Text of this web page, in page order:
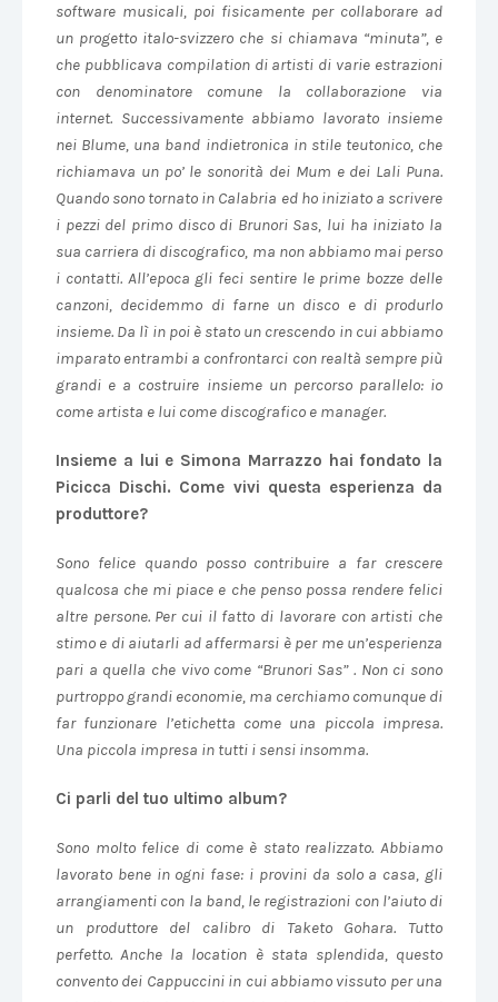
software musicali, poi fisicamente per collaborare ad
un progetto italo-svizzero che si chiamava “minuta”, e
che pubblicava compilation di artisti di varie estrazioni
con denominatore comune la collaborazione via
internet. Successivamente abbiamo lavorato insieme
nei Blume, una band indietronica in stile teutonico, che
richiamava un po’ le sonorità dei Mum e dei Lali Puna.
Quando sono tornato in Calabria ed ho iniziato a scrivere
i pezzi del primo disco di Brunori Sas, lui ha iniziato la
sua carriera di discografico, ma non abbiamo mai perso
i contatti. All’epoca gli feci sentire le prime bozze delle
canzoni, decidemmo di farne un disco e di produrlo
insieme. Da lì in poi è stato un crescendo in cui abbiamo
imparato entrambi a confrontarci con realtà sempre più
grandi e a costruire insieme un percorso parallelo: io
come artista e lui come discografico e manager.
Insieme a lui e Simona Marrazzo hai fondato la
Picicca Dischi. Come vivi questa esperienza da
produttore?
Sono felice quando posso contribuire a far crescere
qualcosa che mi piace e che penso possa rendere felici
altre persone. Per cui il fatto di lavorare con artisti che
stimo e di aiutarli ad affermarsi è per me un’esperienza
pari a quella che vivo come “Brunori Sas” . Non ci sono
purtroppo grandi economie, ma cerchiamo comunque di
far funzionare l’etichetta come una piccola impresa.
Una piccola impresa in tutti i sensi insomma.
Ci parli del tuo ultimo album?
Sono molto felice di come è stato realizzato. Abbiamo
lavorato bene in ogni fase: i provini da solo a casa, gli
arrangiamenti con la band, le registrazioni con l’aiuto di
un produttore del calibro di Taketo Gohara. Tutto
perfetto. Anche la location è stata splendida, questo
convento dei Cappuccini in cui abbiamo vissuto per una